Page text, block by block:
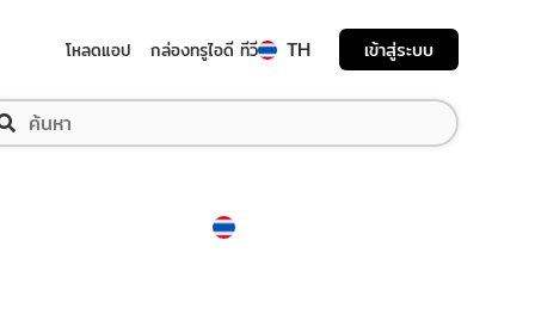
โหลดแอป กล่องทรูไอดี ทีวี TH เข้าสู่ระบบ